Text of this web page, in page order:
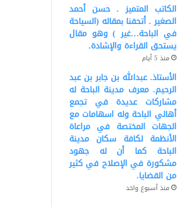
الكاتب المتميز . حسن أحمد
الصغير . أتحفنا بمقاله (السياحة
في الباحة…غير ) وهو مقال
يستحق القراءة والإشادة.
منذ 5 أيام
الأستاذ. عبدالله بن جابر بن عبد
الرحيم. معرف مدينة الباحة له
مشاركات عديدة في تجمع
أهالي الباحة وله اسهامات مع
الجهات المختصة في مراعاة
الأنظمة لكافة سكان مدينة
الباحة كما أن له جهود
مشكورة في الإصلاح في كثير
من القضايا.
منذ أسبوع واحد